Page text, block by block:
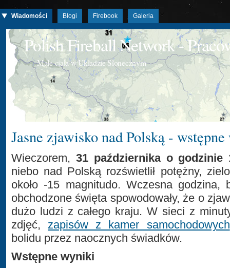
Wiadomości Blogi Firebook Galeria
Polish Fireball Network -
Małe ciała w Układzie Słonecznym
Jasne zjawisko nad Polską -
Wieczorem, 31 października o godzinie
niebo nad Polską rozświetlił potężny,
około -15 magnitudo. Wczesna godzina,
obchodzone święta spowodowały, że o
dużo ludzi z całego kraju. W sieci z
zdjęć,zapisów z kamer samochodowych
bolidu przez naocznych świadków.
Wstępne wyniki